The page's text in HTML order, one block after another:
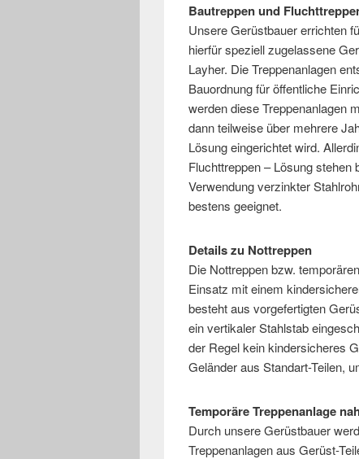
Bautreppen und
Unsere Gerüstbauer errichten
hierfür speziell zugelassene
Layher. Die Treppenanlagen
Bauordnung für öffentliche
werden diese Treppenanlagen
dann teilweise über mehrere
Lösung eingerichtet wird.
Fluchttreppen – Lösung
Verwendung verzinkter
bestens geeignet.
Details zu Nottreppen
Die Nottreppen bzw.
Einsatz mit einem
besteht aus vorgefertigten
ein vertikaler Stahlstab
der Regel kein kindersicheres
Geländer aus Standart-Teilen,
Temporäre Treppenanlage
Durch unsere Gerüstbauer
Treppenanlagen aus Gerüst-